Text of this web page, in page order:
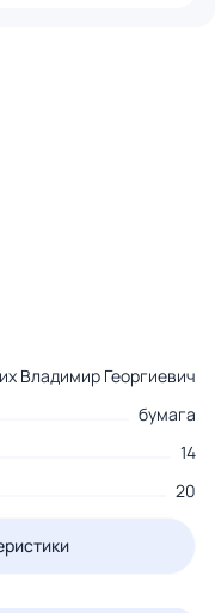
Владимир Георгиевич
бумага
14
20